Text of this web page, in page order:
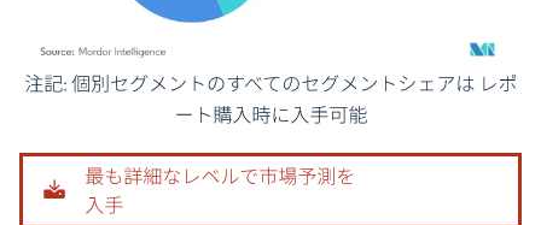
画像 © Mordor Intelligence。再利用にはCC BY 4.0の表示が必要です。